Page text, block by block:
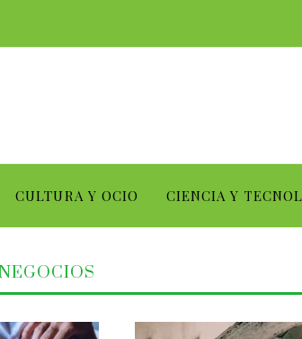
CULTURA Y OCIO CIENCIA Y